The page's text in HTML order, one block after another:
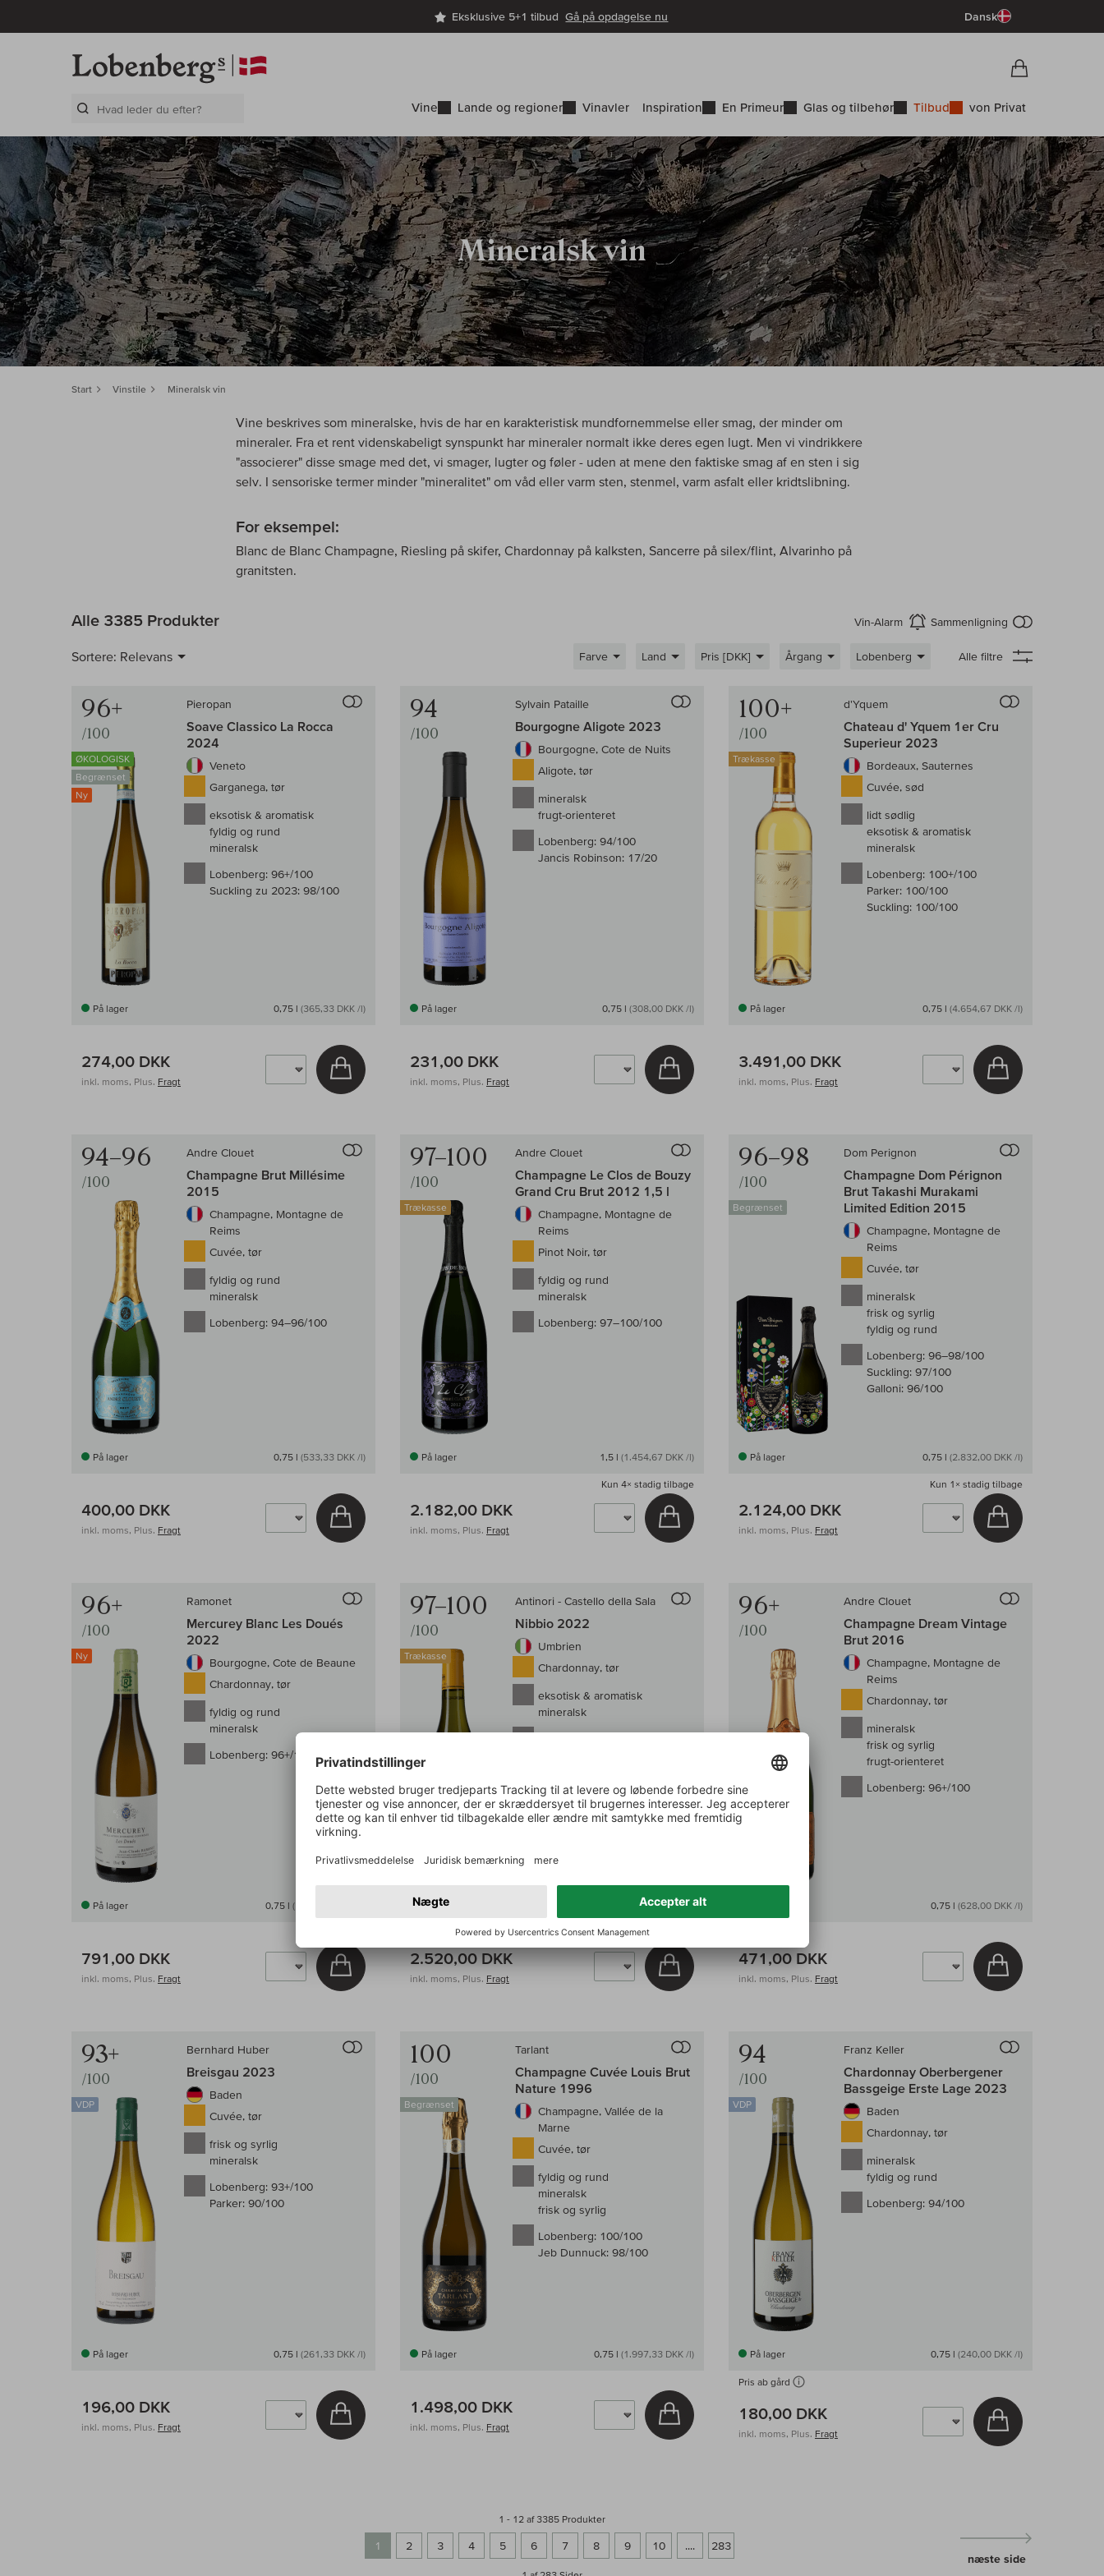
Eksklusive 5+1 tilbudGå på opdagelse nu Dansk
Vine Lande og regioner Vinavler Inspiration En Primeur Glas og tilbehør Tilbud von Privat
Mineralsk vin
Start Vinstile Mineralsk vin
Vine beskrives som mineralske, hvis de har en karakteristisk mundfornemmelse eller smag, der minder om
mineraler. Fra et rent videnskabeligt synspunkt har mineraler normalt ikke deres egen lugt. Men vi vindrikkere
"associerer" disse smage med det, vi smager, lugter og føler - uden at mene den faktiske smag af en sten i sig
selv. I sensoriske termer minder "mineralitet" om våd eller varm sten, stenmel, varm asfalt eller kridtslibning.
For eksempel:
Blanc de Blanc Champagne, Riesling på skifer, Chardonnay på kalksten, Sancerre på silex/flint, Alvarinho på
granitsten.
Alle 3385 Produkter Vin-Alarm
aktiver Sammenligning
Sortere: Relevans Farve Land Pris [DKK] Årgang Lobenberg Alle filtre
96+
/100
ØKOLOGISK
Begrænset
Ny
Pieropan
Soave Classico La Rocca
2024
Veneto
Garganega, tør
eksotisk & aromatisk
fyldig og rund
mineralsk
Lobenberg: 96+/100
Suckling zu 2023: 98/100
På lager 0,75 l (365,33 DKK /l)
274,00 DKK
inkl. moms, Plus. Fragt
Læg i kurv
94
/100
Sylvain Pataille
Bourgogne Aligote 2023
Bourgogne, Cote de Nuits
Aligote, tør
mineralsk
frugt-orienteret
Lobenberg: 94/100
Jancis Robinson: 17/20
På lager 0,75 l (308,00 DKK /l)
231,00 DKK
inkl. moms, Plus. Fragt
Læg i kurv
100+
/100
Trækasse
d'Yquem
Chateau d' Yquem 1er Cru
Superieur 2023
Bordeaux, Sauternes
Cuvée, sød
lidt sødlig
eksotisk & aromatisk
mineralsk
Lobenberg: 100+/100
Parker: 100/100
Suckling: 100/100
På lager 0,75 l (4.654,67 DKK /l)
3.491,00 DKK
inkl. moms, Plus. Fragt
Læg i kurv
94–96
/100
Andre Clouet
Champagne Brut Millésime
2015
Champagne, Montagne de
Reims
Cuvée, tør
fyldig og rund
mineralsk
Lobenberg: 94–96/100
På lager 0,75 l (533,33 DKK /l)
400,00 DKK
inkl. moms, Plus. Fragt
Læg i kurv
97–100
/100
Trækasse
Andre Clouet
Champagne Le Clos de Bouzy
Grand Cru Brut 2012 1,5 l
Champagne, Montagne de
Reims
Pinot Noir, tør
fyldig og rund
mineralsk
Lobenberg: 97–100/100
På lager 1,5 l (1.454,67 DKK /l)
Kun 4× stadig tilbage
2.182,00 DKK
inkl. moms, Plus. Fragt
Læg i kurv
96–98
/100
Begrænset
Dom Perignon
Champagne Dom Pérignon
Brut Takashi Murakami
Limited Edition 2015
Champagne, Montagne de
Reims
Cuvée, tør
mineralsk
frisk og syrlig
fyldig og rund
Lobenberg: 96–98/100
Suckling: 97/100
Galloni: 96/100
På lager 0,75 l (2.832,00 DKK /l)
Kun 1× stadig tilbage
2.124,00 DKK
inkl. moms, Plus. Fragt
Læg i kurv
96+
/100
Ny
Ramonet
Mercurey Blanc Les Doués
2022
Bourgogne, Cote de Beaune
Chardonnay, tør
fyldig og rund
mineralsk
Lobenberg: 96+/100
På lager 0,75 l (1.054,67 DKK /l)
791,00 DKK
inkl. moms, Plus. Fragt
Læg i kurv
97–100
/100
Trækasse
Antinori - Castello della Sala
Nibbio 2022
Umbrien
Chardonnay, tør
eksotisk & aromatisk
mineralsk
På lager (3.360,00 DKK /l)
2.520,00 DKK
inkl. moms, Plus. Fragt
Læg i kurv
96+
/100
Andre Clouet
Champagne Dream Vintage
Brut 2016
Champagne, Montagne de
Reims
Chardonnay, tør
mineralsk
frisk og syrlig
frugt-orienteret
Lobenberg: 96+/100
0,75 l (628,00 DKK /l)
471,00 DKK
inkl. moms, Plus. Fragt
Læg i kurv
93+
/100
VDP
Bernhard Huber
Breisgau 2023
Baden
Cuvée, tør
frisk og syrlig
mineralsk
Lobenberg: 93+/100
Parker: 90/100
På lager 0,75 l (261,33 DKK /l)
196,00 DKK
inkl. moms, Plus. Fragt
Læg i kurv
100
/100
Begrænset
Tarlant
Champagne Cuvée Louis Brut
Nature 1996
Champagne, Vallée de la
Marne
Cuvée, tør
fyldig og rund
mineralsk
frisk og syrlig
Lobenberg: 100/100
Jeb Dunnuck: 98/100
På lager 0,75 l (1.997,33 DKK /l)
1.498,00 DKK
inkl. moms, Plus. Fragt
Læg i kurv
94
/100
VDP
Franz Keller
Chardonnay Oberbergener
Bassgeige Erste Lage 2023
Baden
Chardonnay, tør
mineralsk
fyldig og rund
Lobenberg: 94/100
På lager 0,75 l (240,00 DKK /l)
Pris ab gård
180,00 DKK
inkl. moms, Plus. Fragt
Læg i kurv
1 - 12 af 3385 Produkter
1 2 3 4 5 6 7 8 9 10 ....
283
næste side